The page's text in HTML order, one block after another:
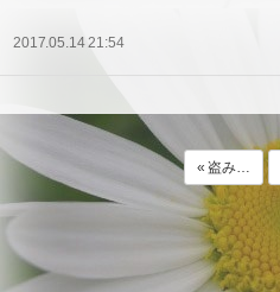
2017.05.14 21:54
« 盗み…